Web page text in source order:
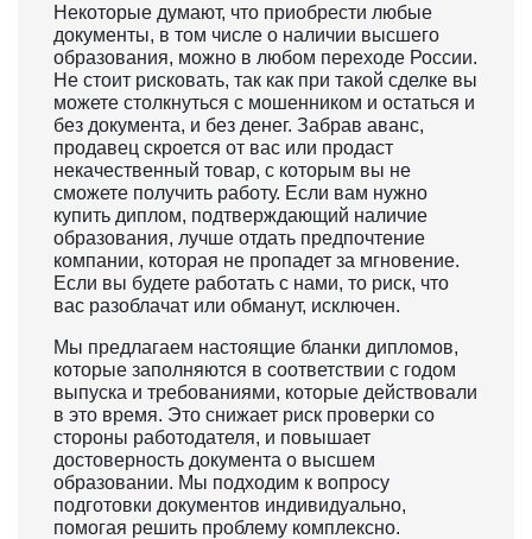
Некоторые думают, что приобрести любые
документы, в том числе о наличии высшего
образования, можно в любом переходе России.
Не стоит рисковать, так как при такой сделке вы
можете столкнуться с мошенником и остаться и
без документа, и без денег. Забрав аванс,
продавец скроется от вас или продаст
некачественный товар, с которым вы не
сможете получить работу. Если вам нужно
купить диплом, подтверждающий наличие
образования, лучше отдать предпочтение
компании, которая не пропадет за мгновение.
Если вы будете работать с нами, то риск, что
вас разоблачат или обманут, исключен.
Мы предлагаем настоящие бланки дипломов,
которые заполняются в соответствии с годом
выпуска и требованиями, которые действовали
в это время. Это снижает риск проверки со
стороны работодателя, и повышает
достоверность документа о высшем
образовании. Мы подходим к вопросу
подготовки документов индивидуально,
помогая решить проблему комплексно.